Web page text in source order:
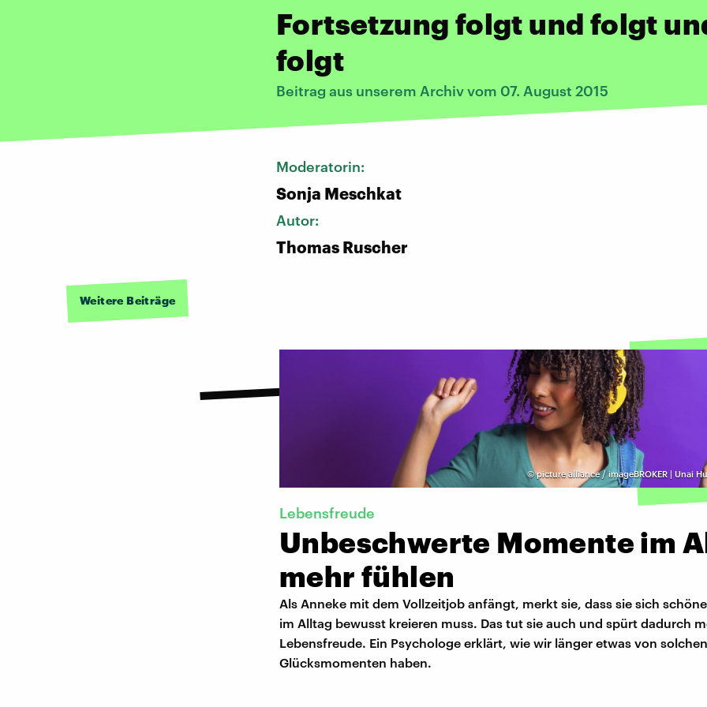
Fortsetzung folgt und folgt
folgt
Beitrag aus unserem Archiv vom 07. August 2015
Moderatorin:
Sonja Meschkat
Autor:
Thomas Ruscher
Weitere Beiträge
©picture alliance / imageBROKER | Unai
Lebensfreude
Unbeschwerte Momente im
mehr fühlen
Als Anneke mit dem Vollzeitjob anfängt, merkt sie, dass sie sich
im Alltag bewusst kreieren muss. Das tut sie auch und spürt dadurch
Lebensfreude. Ein Psychologe erklärt, wie wir länger etwas von solchen
Glücksmomenten haben.